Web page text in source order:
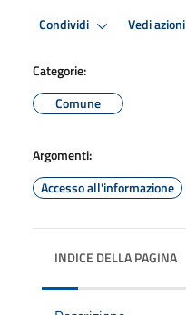
Condividi Vedi azioni
Categorie:
Comune
Argomenti:
Accesso all'informazione
INDICE DELLA PAGINA